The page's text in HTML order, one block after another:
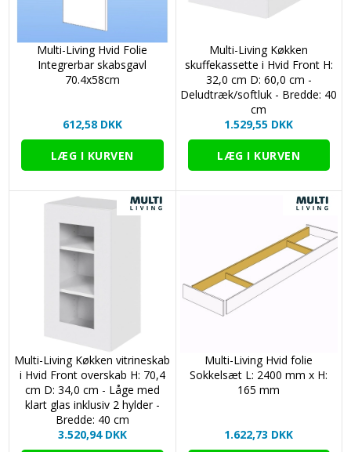
Multi-Living Hvid Folie
Integrerbar skabsgavl
70.4x58cm
612,58 DKK
Multi-Living Køkken
skuffekassette i Hvid Front H:
32,0 cm D: 60,0 cm -
Deludtræk/softluk - Bredde: 40
cm
1.529,55 DKK
Multi-Living Køkken vitrineskab
i Hvid Front overskab H: 70,4
cm D: 34,0 cm - Låge med
klart glas inklusiv 2 hylder -
Bredde: 40 cm
3.520,94 DKK
Multi-Living Hvid folie
Sokkelsæt L: 2400 mm x H:
165 mm
1.622,73 DKK